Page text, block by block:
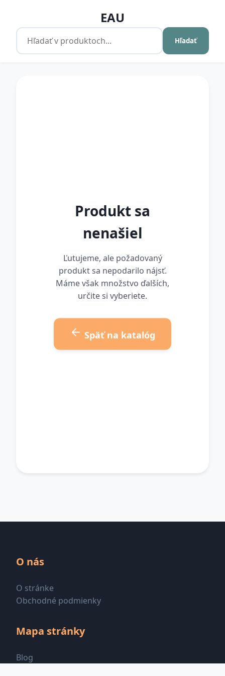
EAU
Hľadať
Produkt sa
nenašiel
Ľutujeme, ale požadovaný
produkt sa nepodarilo nájsť.
Máme však množstvo ďalších,
určite si vyberiete.
Späť na katalóg
O nás
O stránke
Obchodné podmienky
Mapa stránky
Blog